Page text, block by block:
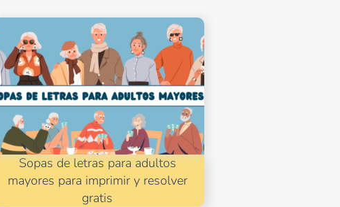
Sopas de letras para adultos
mayores para imprimir y resolver
gratis